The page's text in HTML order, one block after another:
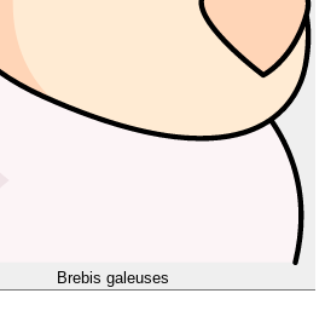
Brebis galeuses